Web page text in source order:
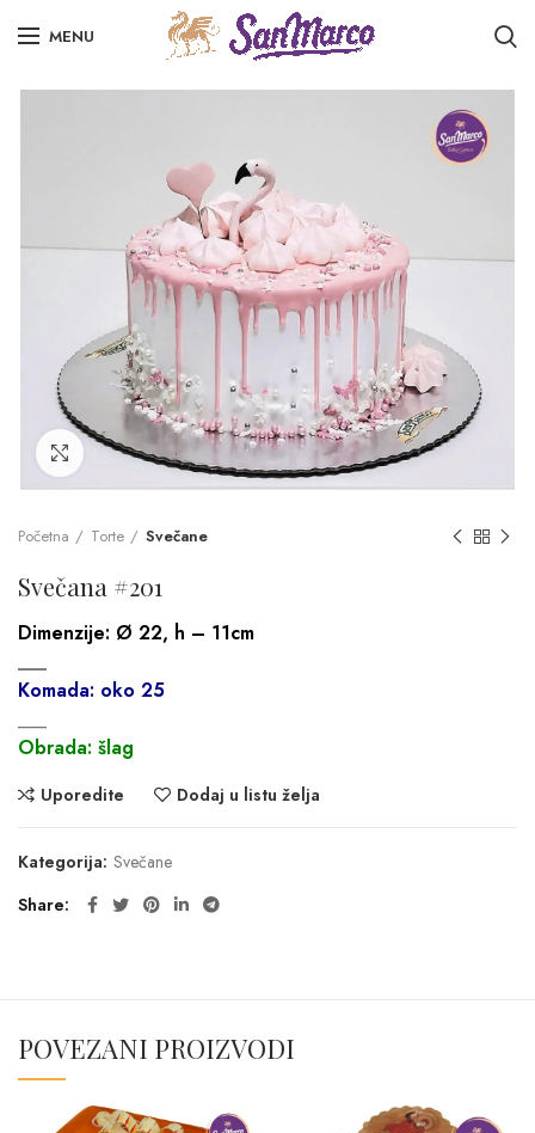
MENU
Click to enlarge
Početna Torte Svečane
Svečana #201
Dimenzije: Ø 22, h – 11cm
___
Komada: oko 25
Obrada: šlag
Uporedite Dodaj u listu želja
Kategorija: Svečane
Share
POVEZANI PROIZVODI